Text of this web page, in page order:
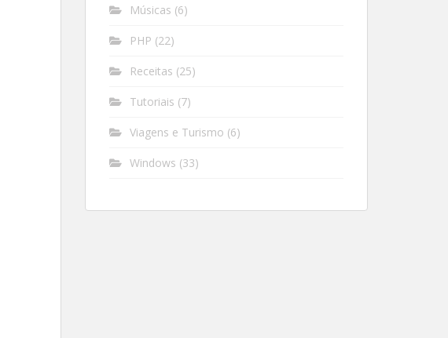
Músicas (6)
PHP (22)
Receitas (25)
Tutoriais (7)
Viagens e Turismo (6)
Windows (33)